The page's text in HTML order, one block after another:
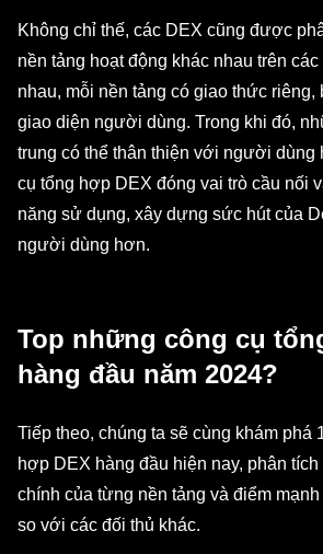
Không chỉ thế, các DEX cũng được
nền tảng hoạt động khác nhau trên
nhau, mỗi nền tảng có giao thức riêng,
giao diện người dùng. Trong khi đó,
trung có thể thân thiện với người dùng
cụ tổng hợp DEX đóng vai trò cầu nối
năng sử dụng, xây dựng sức hút của
người dùng hơn.
Top những công cụ
hàng đầu năm 2024?
Tiếp theo, chúng ta sẽ cùng khám phá
hợp DEX hàng đầu hiện nay, phân tích
chính của từng nền tảng và điểm
so với các đối thủ khác.